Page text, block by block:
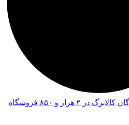
ارائه خدمات به دارندگان کالابرگ در ۲ هزار و ۸۵۰ فروشگاه